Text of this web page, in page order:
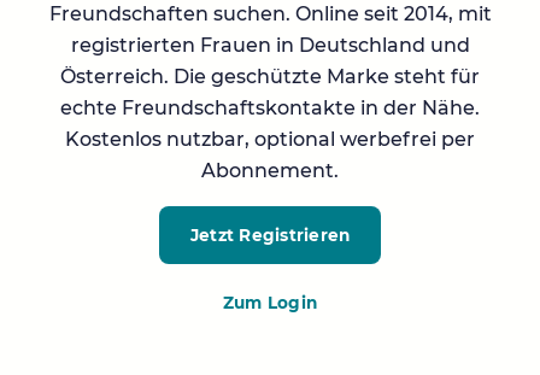
Freundschaften suchen. Online seit 2014, mit
registrierten Frauen in Deutschland und
Österreich. Die geschützte Marke steht für
echte Freundschaftskontakte in der Nähe.
Kostenlos nutzbar, optional werbefrei per
Abonnement.
Jetzt Registrieren
Zum Login